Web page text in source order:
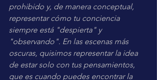
prohibido y, de manera conceptual,
representar cómo tu conciencia
siempre está "despierta" y
"observando". En las escenas más
oscuras, quisimos representar la idea
de estar solo con tus pensamientos,
que es cuando puedes encontrar la